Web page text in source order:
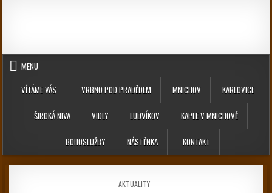
MENU
VÍTÁME VÁS
VRBNO POD PRADĚDEM MNICHOV KARLOVICE
ŠIROKÁ NIVA VIDLY LUDVÍKOV KAPLE V MNICHOVĚ
BOHOSLUŽBY NÁSTĚNKA KONTAKT
POSTED IN
AKTUALITY